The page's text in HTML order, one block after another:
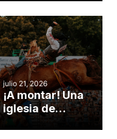
obra de Dios
durante la
Semana
ServeNC
julio 21, 2026
¡A montar! Una
iglesia de